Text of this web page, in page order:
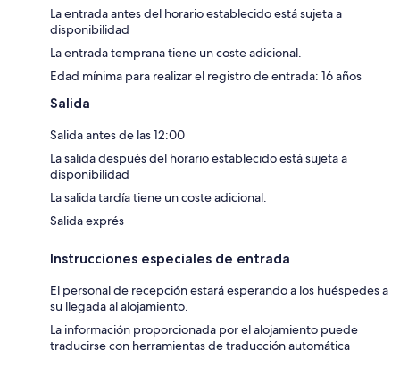
La entrada antes del horario establecido está sujeta a
disponibilidad
La entrada temprana tiene un coste adicional.
Edad mínima para realizar el registro de entrada: 16 años
Salida
Salida antes de las 12:00
La salida después del horario establecido está sujeta a
disponibilidad
La salida tardía tiene un coste adicional.
Salida exprés
Instrucciones especiales de entrada
El personal de recepción estará esperando a los huéspedes a
su llegada al alojamiento.
La información proporcionada por el alojamiento puede
traducirse con herramientas de traducción automática